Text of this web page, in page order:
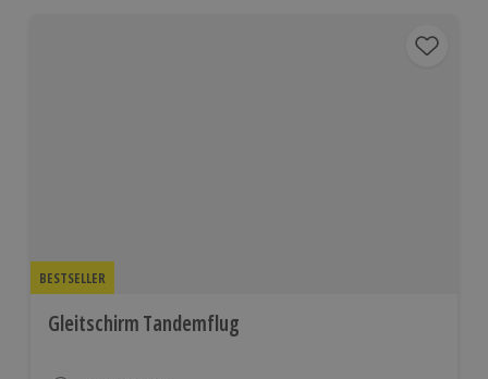
BESTSELLER
Gleitschirm Tandemflug